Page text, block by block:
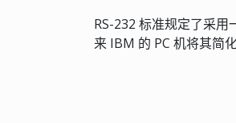
RS-232 标准规定了采
来 IBM 的 PC 机将其简